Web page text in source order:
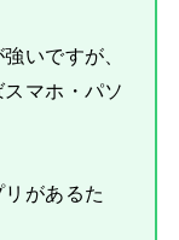
いですが、
マホ・パソ
があるた